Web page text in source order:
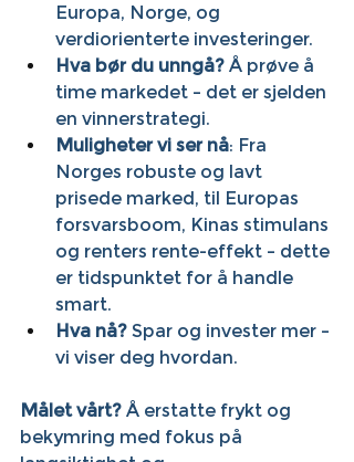
Europa, Norge, og
verdiorienterte investeringer.
Hva bør du unngå? Å prøve å
time markedet – det er sjelden
en vinnerstrategi.
Muligheter vi ser nå: Fra
Norges robuste og lavt
prisede marked, til Europas
forsvarsboom, Kinas stimulans
og renters rente-effekt – dette
er tidspunktet for å handle
smart.
Hva nå? Spar og invester mer –
vi viser deg hvordan.
Målet vårt? Å erstatte frykt og
bekymring med fokus på